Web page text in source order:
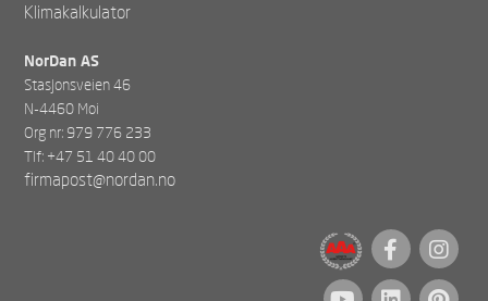
Klimakalkulator
NorDan AS
Stasjonsveien 46
N-4460 Moi
Org nr: 979 776 233
Tlf: +47 51 40 40 00
firmapost@nordan.no